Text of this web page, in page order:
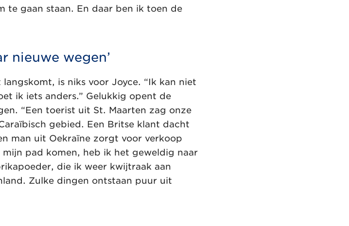
te gaan staan. En daar ben ik toen de
nieuwe wegen’
is niks voor Joyce. “Ik kan niet
ik iets anders.” Gelukkig opent de
“Een toerist uit St. Maarten zag onze
gebied. Een Britse klant dacht
man uit Oekraïne zorgt voor verkoop
pad komen, heb ik het geweldig naar
die ik weer kwijtraak aan
Zulke dingen ontstaan puur uit